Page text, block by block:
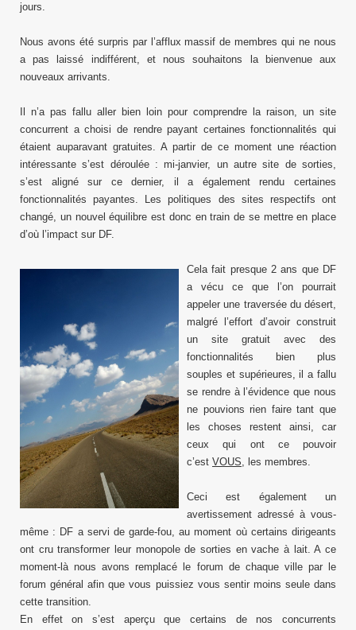
jours.
Nous avons été surpris par l’afflux massif de membres qui ne nous
a pas laissé indifférent, et nous souhaitons la bienvenue aux
nouveaux arrivants.
Il n’a pas fallu aller bien loin pour comprendre la raison, un site
concurrent a choisi de rendre payant certaines fonctionnalités qui
étaient auparavant gratuites. A partir de ce moment une réaction
intéressante s’est déroulée : mi-janvier, un autre site de sorties,
s’est aligné sur ce dernier, il a également rendu certaines
fonctionnalités payantes. Les politiques des sites respectifs ont
changé, un nouvel équilibre est donc en train de se mettre en place
d’où l’impact sur DF.
Cela fait presque 2 ans que DF
a vécu ce que l’on pourrait
appeler une traversée du désert,
malgré l’effort d’avoir construit
un site gratuit avec des
fonctionnalités bien plus
souples et supérieures, il a fallu
se rendre à l’évidence que nous
ne pouvions rien faire tant que
les choses restent ainsi, car
ceux qui ont ce pouvoir
c’est VOUS, les membres.
Ceci est également un
avertissement adressé à vous-
même : DF a servi de garde-fou, au moment où certains dirigeants
ont cru transformer leur monopole de sorties en vache à lait. A ce
moment-là nous avons remplacé le forum de chaque ville par le
forum général afin que vous puissiez vous sentir moins seule dans
cette transition.
En effet on s’est aperçu que certains de nos concurrents